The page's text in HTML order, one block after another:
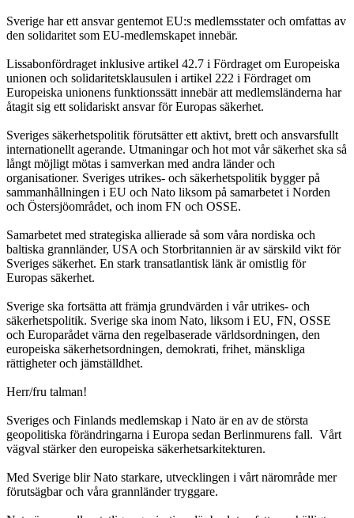
Sverige har ett ansvar gentemot EU:s medlemsstater och omfattas av
den solidaritet som EU-medlemskapet innebär.
Lissabonfördraget inklusive artikel 42.7 i Fördraget om Europeiska
unionen och solidaritetsklausulen i artikel 222 i Fördraget om
Europeiska unionens funktionssätt innebär att medlemsländerna har
åtagit sig ett solidariskt ansvar för Europas säkerhet.
Sveriges säkerhetspolitik förutsätter ett aktivt, brett och ansvarsfullt
internationellt agerande. Utmaningar och hot mot vår säkerhet ska så
långt möjligt mötas i samverkan med andra länder och
organisationer. Sveriges utrikes- och säkerhetspolitik bygger på
sammanhållningen i EU och Nato liksom på samarbetet i Norden
och Östersjöområdet, och inom FN och OSSE.
Samarbetet med strategiska allierade så som våra nordiska och
baltiska grannländer, USA och Storbritannien är av särskild vikt för
Sveriges säkerhet. En stark transatlantisk länk är omistlig för
Europas säkerhet.
Sverige ska fortsätta att främja grundvärden i vår utrikes- och
säkerhetspolitik. Sverige ska inom Nato, liksom i EU, FN, OSSE
och Europarådet värna den regelbaserade världsordningen, den
europeiska säkerhetsordningen, demokrati, frihet, mänskliga
rättigheter och jämställdhet.
Herr/fru talman!
Sveriges och Finlands medlemskap i Nato är en av de största
geopolitiska förändringarna i Europa sedan Berlinmurens fall. Vårt
vägval stärker den europeiska säkerhetsarkitekturen.
Med Sverige blir Nato starkare, utvecklingen i vårt närområde mer
förutsägbar och våra grannländer tryggare.